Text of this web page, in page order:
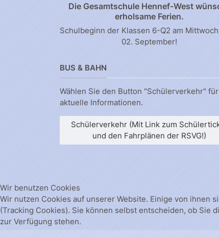
Die Gesamtschule Hennef-West
erholsame Ferien.
Schulbeginn der Klassen 6-Q2 am
02. September!
BUS & BAHN
Wählen Sie den Button "Schülerverkehr" für
aktuelle Informationen.
Schülerverkehr (Mit Link zum
und den Fahrplänen der RSVG!)
Wir benutzen Cookies
Wir nutzen Cookies auf unserer Website. Einige von ihnen
(Tracking Cookies). Sie können selbst entscheiden, ob Sie
zur Verfügung stehen.